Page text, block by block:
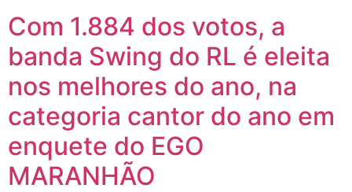
Com 1.884 dos votos, a
banda Swing do RL é eleita
nos melhores do ano, na
categoria cantor do ano em
enquete do EGO
MARANHÃO